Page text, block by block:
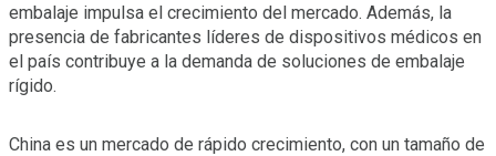
embalaje impulsa el crecimiento del mercado. Además, la
presencia de fabricantes líderes de dispositivos médicos en
el país contribuye a la demanda de soluciones de embalaje
rígido.
China es un mercado de rápido crecimiento, con un tamaño de